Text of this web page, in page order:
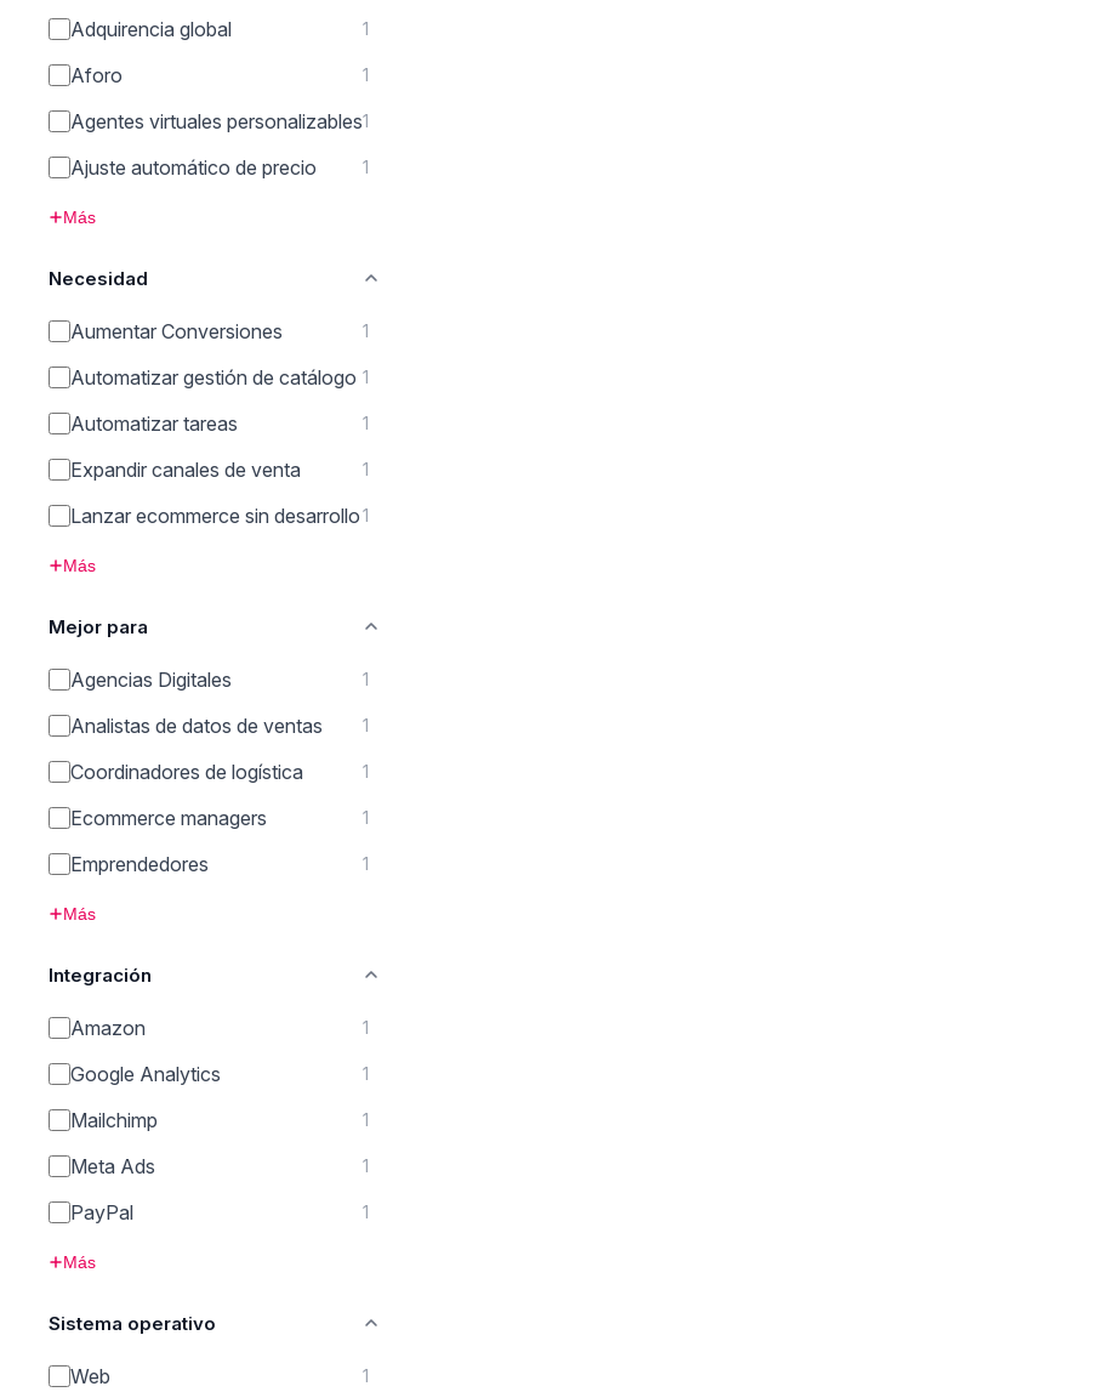
Adquirencia global 1
Aforo 1
Agentes virtuales personalizables1
Ajuste automático de precio 1
Más
Necesidad
Aumentar Conversiones 1
Automatizar gestión de catálogo 1
Automatizar tareas 1
Expandir canales de venta 1
Lanzar ecommerce sin desarrollo1
Más
Mejor para
Agencias Digitales 1
Analistas de datos de ventas 1
Coordinadores de logística 1
Ecommerce managers 1
Emprendedores 1
Más
Integración
Amazon 1
Google Analytics 1
Mailchimp 1
Meta Ads 1
PayPal 1
Más
Sistema operativo
Web 1